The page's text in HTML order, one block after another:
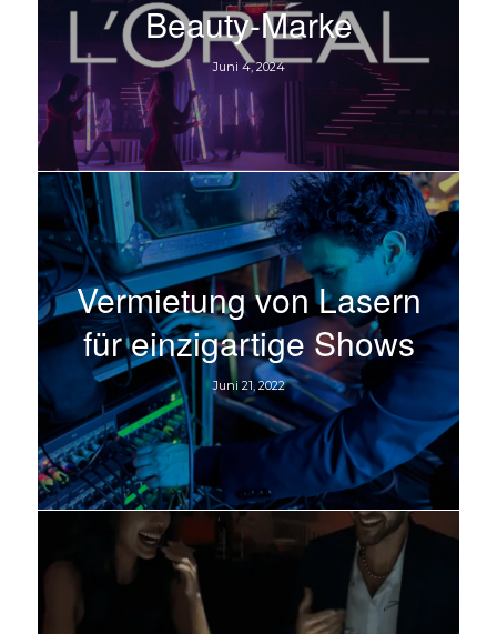
Beauty-Marke
Juni 4, 2024
Vermietung von Lasern
für einzigartige Shows
Juni 21, 2022